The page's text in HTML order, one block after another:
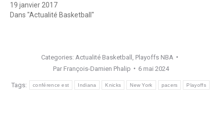
19 janvier 2017
Dans "Actualité Basketball"
Categories: Actualité Basketball
Playoffs NBA
Par François-Damien Phalip 6 mai 2024
Tags: conférence est Indiana Knicks New York pacers Playoffs